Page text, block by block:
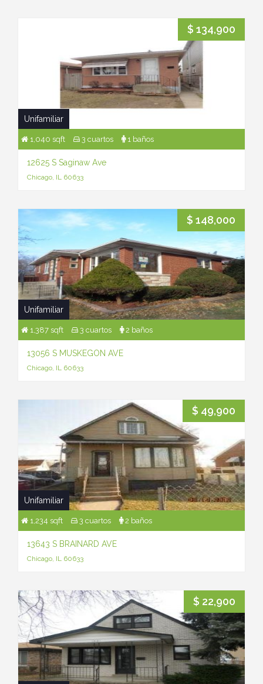
$ 134,900
Unifamiliar
1,040 sqft 3 cuartos 1 baños
12625 S Saginaw Ave
Chicago, IL 60633
$ 148,000
Unifamiliar
1,387 sqft 3 cuartos 2 baños
13056 S MUSKEGON AVE
Chicago, IL 60633
$ 49,900
Unifamiliar
1,234 sqft 3 cuartos 2 baños
13643 S BRAINARD AVE
Chicago, IL 60633
$ 22,900